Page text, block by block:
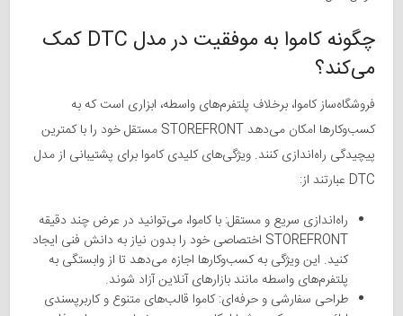
چگونه کاموا به موفقیت در مدل DTC کمک
می‌کند؟
فروشگاه‌ساز کاموا، برخلاف پلتفرم‌های واسطه، ابزاری است که به
کسب‌وکارها امکان می‌دهد STOREFRONT مستقل خود را با کمترین
پیچیدگی راه‌اندازی کنند. ویژگی‌های کلیدی کاموا برای پشتیبانی از مدل
DTC عبارتند از:
راه‌اندازی سریع و مستقل: با کاموا، می‌توانید در عرض چند دقیقه
STOREFRONT اختصاصی خود را بدون نیاز به دانش فنی ایجاد
کنید. این ویژگی به کسب‌وکارها اجازه می‌دهد تا از وابستگی به
پلتفرم‌های واسطه مانند بازارهای آنلاین آزاد شوند.
طراحی سفارشی و حرفه‌ای: کاموا قالب‌های متنوع و کاربرپسندی